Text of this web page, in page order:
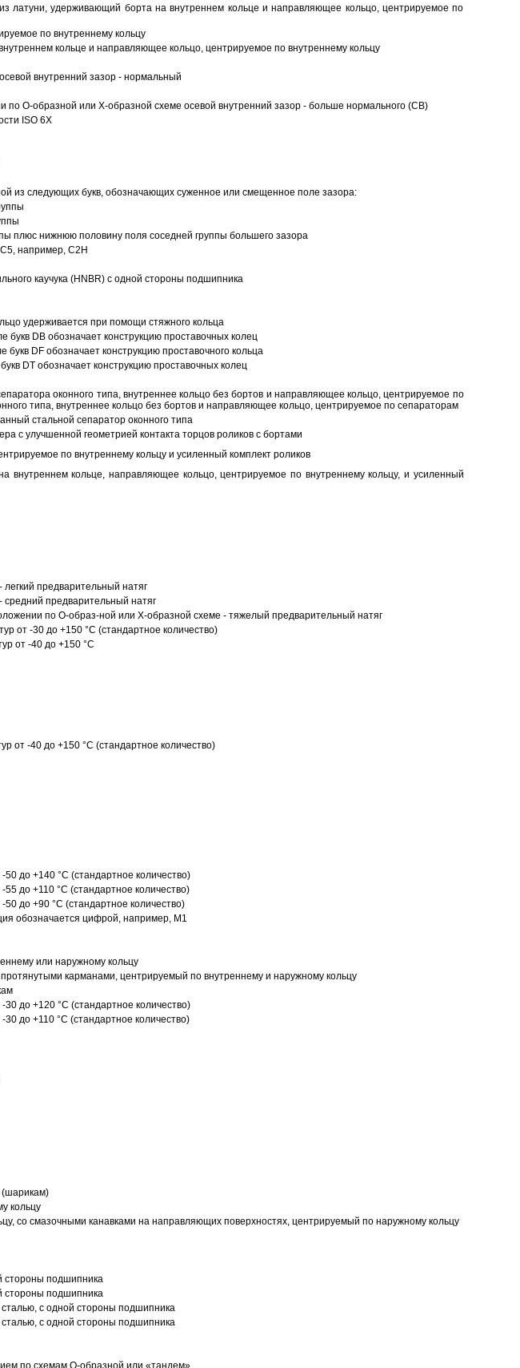
латуни, удерживающий борта на внутреннем кольце и направляющее кольцо, центрируемое по
по внутреннему кольцу
кольце и направляющее кольцо, центрируемое по внутреннему кольцу
внутренний зазор - нормальный
О-образной или Х-образной схеме осевой внутренний зазор - больше нормального (CB)
ISO 6X
из следующих букв, обозначающих суженное или смещенное поле зазора:
плюс нижнюю половину поля соседней группы большего зазора
С5, например, С2Н
каучука (HNBR) с одной стороны подшипника
удерживается при помощи стяжного кольца
DB обозначает конструкцию проставочных колец
DF обозначает конструкцию проставочного кольца
DT обозначает конструкцию проставочных колец
оконного типа, внутреннее кольцо без бортов и направляющее кольцо, центрируемое по
типа, внутреннее кольцо без бортов и направляющее кольцо, центрируемое по сепараторам
стальной сепаратор оконного типа
с улучшенной геометрией контакта торцов роликов с бортами
по внутреннему кольцу и усиленный комплект роликов
кольце, направляющее кольцо, центрируемое по внутреннему кольцу, и усиленный
предварительный натяг
предварительный натяг
по О-образ-ной или Х-образной схеме - тяжелый предварительный натяг
от -30 до +150 °C (стандартное количество)
от -40 до +150 °C
от -40 до +150 °C (стандартное количество)
до +140 °C (стандартное количество)
до +110 °C (стандартное количество)
до +90 °C (стандартное количество)
обозначается цифрой, например, M1
или наружному кольцу
карманами, центрируемый по внутреннему и наружному кольцу
до +120 °C (стандартное количество)
до +110 °C (стандартное количество)
(шарикам)
кольцу
со смазочными канавками на направляющих поверхностях, центрируемый по наружному кольцу
стороны подшипника
стороны подшипника
сталью, с одной стороны подшипника
сталью, с одной стороны подшипника
по схемам О-образной или «тандем»